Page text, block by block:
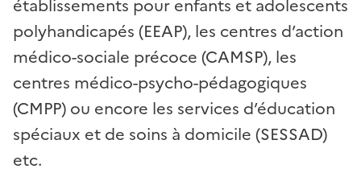
établissements pour enfants et adolescents
polyhandicapés (EEAP), les centres d’action
médico-sociale précoce (CAMSP), les
centres médico-psycho-pédagogiques
(CMPP) ou encore les services d’éducation
spéciaux et de soins à domicile (SESSAD)
etc.